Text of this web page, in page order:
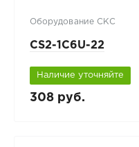
Оборудование СКС
CS2-1C6U-22
Наличие уточняйте
308 руб.